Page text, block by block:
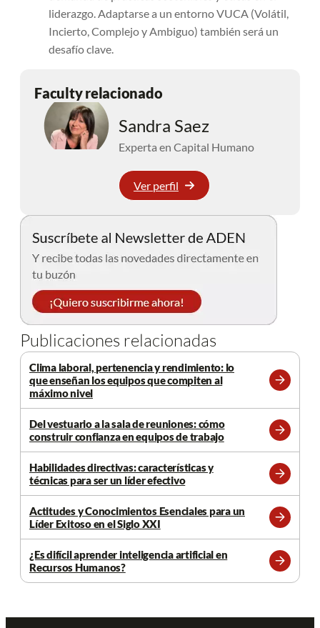
liderazgo. Adaptarse a un entorno VUCA (Volátil,
Incierto, Complejo y Ambiguo) también será un
desafío clave.
Faculty relacionado
Sandra Saez
Experta en Capital Humano
Ver perfil
Publicaciones relacionadas
Clima laboral, pertenencia y rendimiento: lo
que enseñan los equipos que compiten al
máximo nivel
Leer
más
Del vestuario a la sala de reuniones: cómo
construir confianza en equipos de trabajo
Leer
más
Habilidades directivas: características y
técnicas para ser un líder efectivo
Leer
más
Actitudes y Conocimientos Esenciales para un
Líder Exitoso en el Siglo XXI
Leer
más
¿Es difícil aprender inteligencia artificial en
Recursos Humanos?
Leer
más